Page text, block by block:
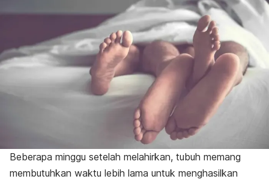
Beberapa minggu setelah melahirkan, tubuh memang
membutuhkan waktu lebih lama untuk menghasilkan